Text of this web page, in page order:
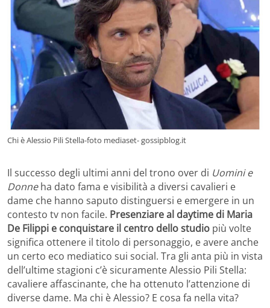
Chi è Alessio Pili Stella-foto mediaset- gossipblog.it
Il successo degli ultimi anni del trono over di Uomini e
Donneha dato fama e visibilità a diversi cavalieri e
dame che hanno saputo distinguersi e emergere in un
contesto tv non facile. Presenziare al daytime di Maria
De Filippi e conquistare il centro dello studio più volte
significa ottenere il titolo di personaggio, e avere anche
un certo eco mediatico sui social. Tra gli anta più in vista
dell’ultime stagioni c’è sicuramente Alessio Pili Stella:
cavaliere affascinante, che ha ottenuto l’attenzione di
diverse dame. Ma chi è Alessio? E cosa fa nella vita?